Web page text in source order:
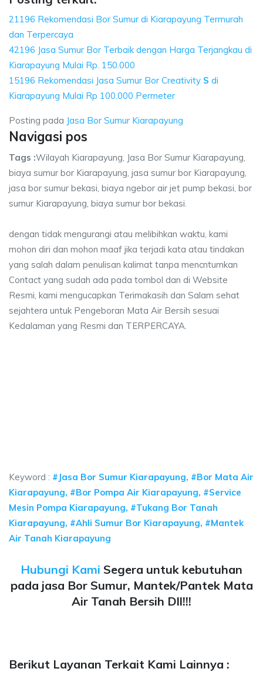
21196 Rekomendasi Bor Sumur di Kiarapayung Termurah
dan Terpercaya
42196 Jasa Sumur Bor Terbaik dengan Harga Terjangkau di
Kiarapayung Mulai Rp. 150.000
15196 Rekomendasi Jasa Sumur Bor Creativity S di
Kiarapayung Mulai Rp 100.000 Permeter
Posting pada Jasa Bor Sumur Kiarapayung
Navigasi pos
Tags :Wilayah Kiarapayung, Jasa Bor Sumur Kiarapayung,
biaya sumur bor Kiarapayung, jasa sumur bor Kiarapayung,
jasa bor sumur bekasi, biaya ngebor air jet pump bekasi, bor
sumur Kiarapayung, biaya sumur bor bekasi.
dengan tidak mengurangi atau melibihkan waktu, kami
mohon diri dan mohon maaf jika terjadi kata atau tindakan
yang salah dalam penulisan kalimat tanpa mencntumkan
Contact yang sudah ada pada tombol dan di Website
Resmi, kami mengucapkan Terimakasih dan Salam sehat
sejahtera untuk Pengeboran Mata Air Bersih sesuai
Kedalaman yang Resmi dan TERPERCAYA.
Keyword : #Jasa Bor Sumur Kiarapayung, #Bor Mata Air
Kiarapayung, #Bor Pompa Air Kiarapayung, #Service
Mesin Pompa Kiarapayung, #Tukang Bor Tanah
Kiarapayung, #Ahli Sumur Bor Kiarapayung, #Mantek
Air Tanah Kiarapayung
Hubungi Kami Segera untuk kebutuhan
pada jasa Bor Sumur, Mantek/Pantek Mata
Air Tanah Bersih Dll!!!
Berikut Layanan Terkait Kami Lainnya :